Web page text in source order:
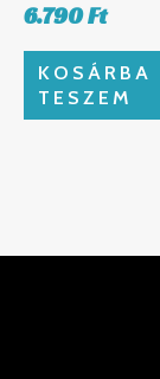
6.790Ft
KOSÁRBA
TESZEM